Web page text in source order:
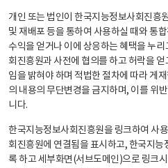
개인 또는 법인이 한국지능정보사회진흥
및 재배포 등을 통하여 사용하실 때와 통
수익을 얻거나 이에 상응하는 혜택을 누
회진흥원과 사전에 협의를 하고 허락을
임을 밝혀야 하며 적법한 절차에 따라 게
의 내용의 무단변경을 금지하며, 이를 위
니다.
한국지능정보사회진흥원을 링크하여 사
회진흥원에 연결됨을 표시하고, 한국지
록 하고 세부화면(서브도메인)으로 링크